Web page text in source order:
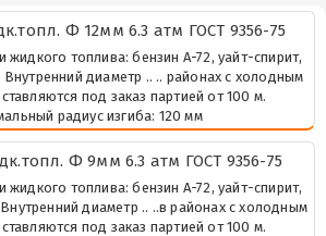
Ф 12мм 6.3 атм ГОСТ 9356-75
жидкого топлива: бензин А-72, уайт-спирит,
Внутренний диаметр .. .. районах с холодным
под заказ партией от 100 м.
радиус изгиба: 120 мм
Ф 9мм 6.3 атм ГОСТ 9356-75
жидкого топлива: бензин А-72, уайт-спирит,
диаметр .. ..в районах с холодным
под заказ партией от 100 м.